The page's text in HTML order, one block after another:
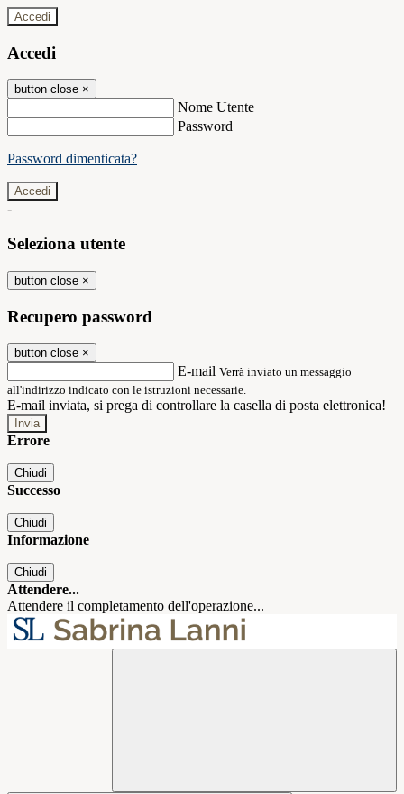
Accedi
Accedi
button close ×
Nome Utente
Password
Password dimenticata?
-
Seleziona utente
button close ×
Recupero password
button close ×
E-mail Verrà inviato un messaggio
all'indirizzo indicato con le istruzioni necessarie.
E-mail inviata, si prega di controllare la casella di posta elettronica!
Errore
Chiudi
Successo
Chiudi
Informazione
Chiudi
Attendere...
Attendere il completamento dell'operazione...